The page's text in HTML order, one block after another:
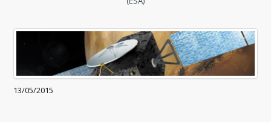
13/05/2015